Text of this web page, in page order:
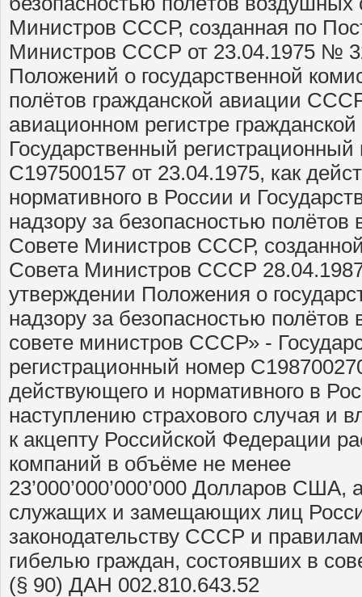
Министров СССР, созданная по
Министров СССР от 23.04.1975 №
Положений о государственной
полётов гражданской авиации
авиационном регистре
Государственный
С197500157 от 23.04.1975, как
нормативного в России и
надзору за безопасностью
Совете Министров СССР,
Совета Министров СССР
утверждении Положения о
надзору за безопасностью
совете министров СССР» -
регистрационный номер
действующего и нормативного в
наступлению страхового случая и
к акцепту Российской Федерации
компаний в объёме не менее
23’000’000’000’000 Долларов США,
служащих и замещающих лиц
законодательству СССР и
гибелью граждан, состоявших в
(§ 90) ДАН 002.810.643.52